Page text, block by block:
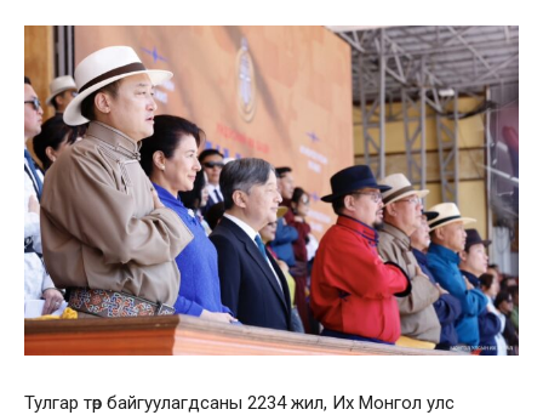
Тулгар төр байгуулагдсаны 2234 жил, Их Монгол улс